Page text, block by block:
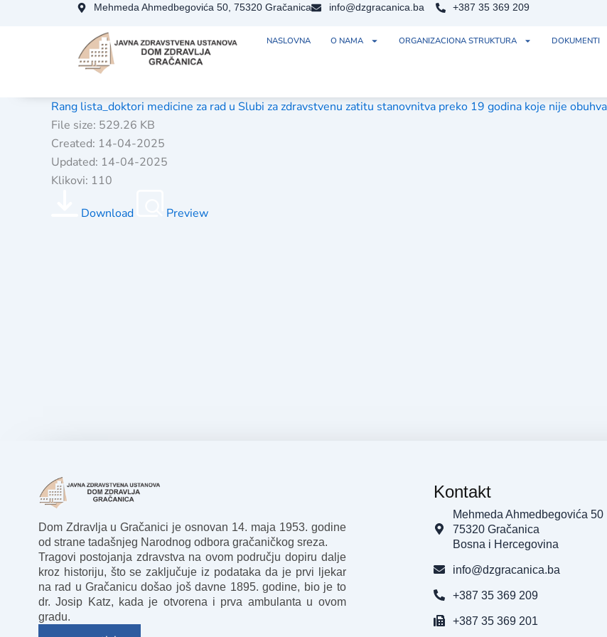
Mehmeda Ahmedbegovića 50, 75320 Gračanica info@dzgracanica.ba +387 35 369 209
NASLOVNA O NAMA ORGANIZACIONA STRUKTURA DOKUMENTI
Rang lista_doktori medicine za rad u Slubi za zdravstvenu zatitu stanovnitva preko 19 godina koje nije
File size: 529.26 KB
Created: 14-04-2025
Updated: 14-04-2025
Klikovi: 110
Download Preview
Dom Zdravlja u Gračanici je osnovan 14. maja 1953. godine
od strane tadašnjeg Narodnog odbora gračaničkog sreza.
Tragovi postojanja zdravstva na ovom području dopiru dalje
kroz historiju, što se zaključuje iz podataka da je prvi ljekar
na rad u Gračanicu došao još davne 1895. godine, bio je to
dr. Josip Katz, kada je otvorena i prva ambulanta u ovom
gradu.
Kontakt
Mehmeda Ahmedbegovića 50
75320 Gračanica
Bosna i Hercegovina
info@dzgracanica.ba
+387 35 369 209
+387 35 369 201